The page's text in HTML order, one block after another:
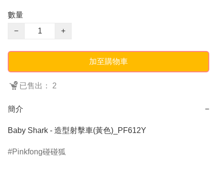
數量
−
+
加至購物車
已售出： 2
簡介 −
Baby Shark - 造型射擊車(黃色)_PF612Y
Pinkfong碰碰狐